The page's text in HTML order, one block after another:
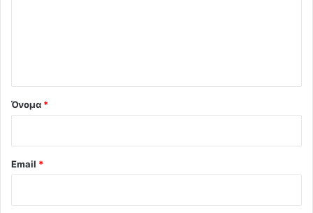
Όνομα *
Email *